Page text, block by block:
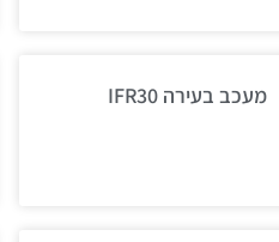
מעכב בעירה IFR30